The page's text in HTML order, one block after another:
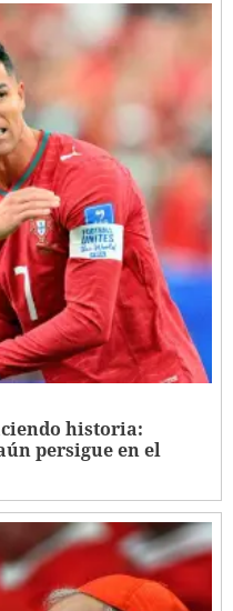
historia:
persigue en el